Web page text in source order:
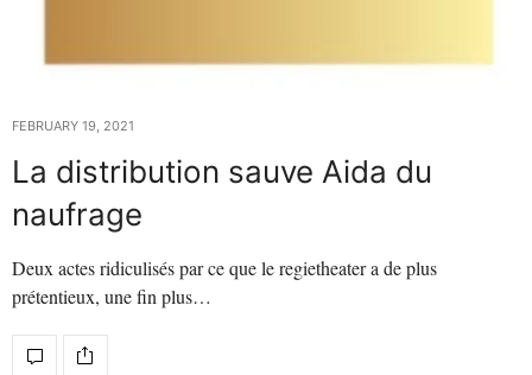
FEBRUARY 19, 2021
La distribution sauve Aida du
naufrage
Deux actes ridiculisés par ce que le regietheater a de plus
prétentieux, une fin plus…